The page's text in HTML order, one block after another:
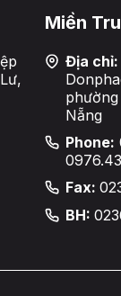
Miền
Địa chỉ:
Nẵng
Phone:
Fax:
BH: